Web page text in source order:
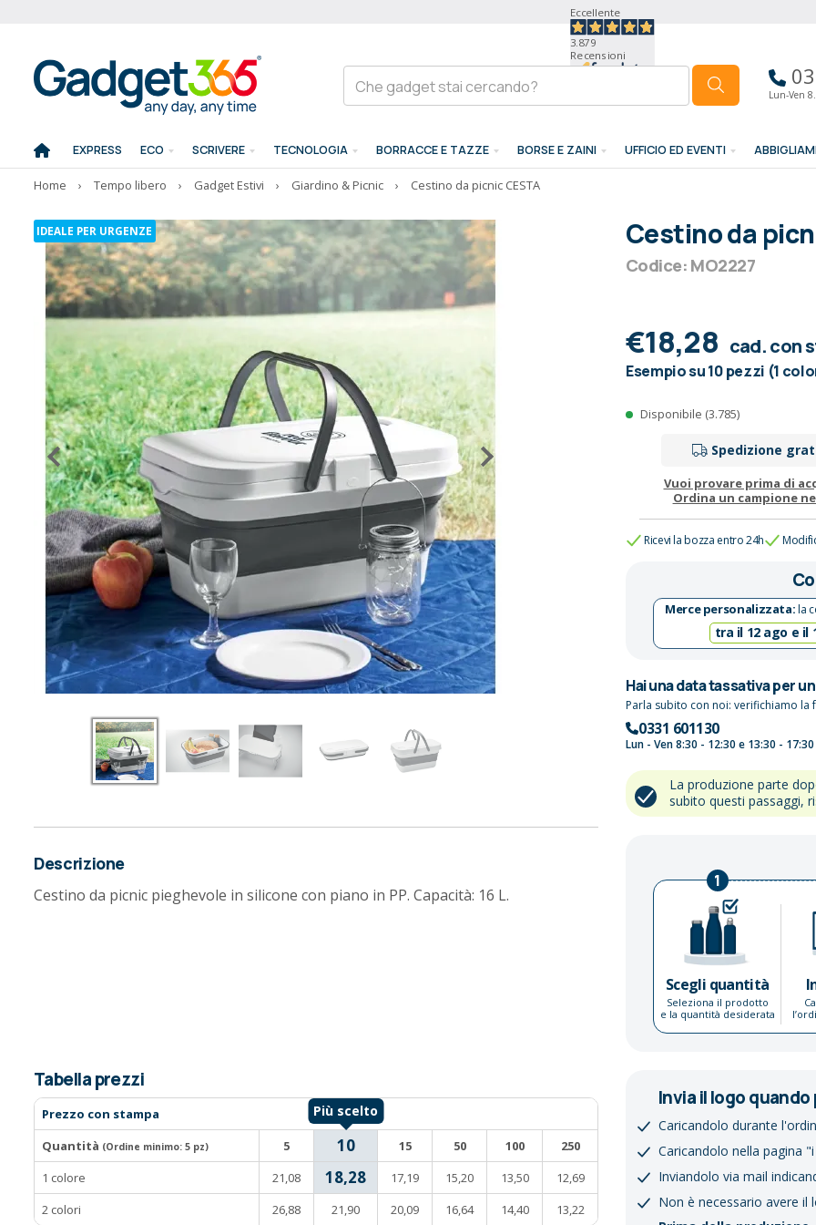
Eccellente
3.879
Recensioni
Lun-Ven
EXPRESS ECO SCRIVERE TECNOLOGIA BORRACCE E TAZZE BORSE E ZAINI UFFICIO ED EVENTI
Home › Tempo libero › Gadget Estivi › Giardino & Picnic › Cestino da picnic CESTA
IDEALE PER URGENZE
Descrizione
Cestino da picnic pieghevole in silicone con piano in PP. Capacità: 16 L.
Cestino da
Codice: MO2227
€18,28 cad. con
Esempio su 10 pezzi (1
Disponibile (3.785)
Spedizione
Vuoi provare prima di
Ordina un campione
Ricevi la bozza entro 24h
Merce personalizzata:la
tra il 12 ago e il
Hai una data tassativa per
Parla subito con noi: verifichiamo
0331 601130
Lun - Ven 8:30 - 12:30 e 13:30 - 17:30
La produzione parte
subito questi passaggi,
1
Scegli quantità
Seleziona il prodotto
e la quantità desiderata
Tabella prezzi
Prezzo con stampa
Quantità (Ordine minimo: 5 pz) 5 10 15 50 100
250
1 colore
21,08 18,28 17,19 15,20 13,50
12,69
2 colori
26,88 21,90 20,09 16,64 14,40 13,22
Invia il logo
Caricandolo durante
Caricandolo nella pagina
Inviandolo via mail
Non è necessario avere il